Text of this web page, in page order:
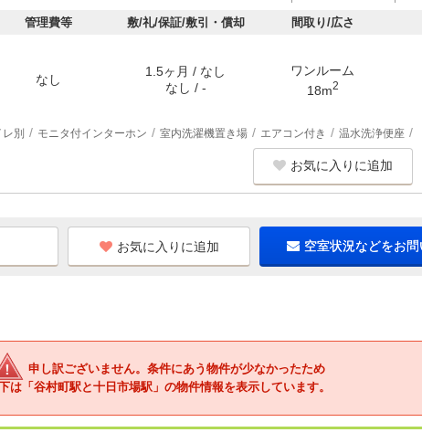
管理費等 敷/礼/保証/敷引・償却 間取り/広さ
なし
1.5ヶ月 / なし
なし / -
ワンルーム
18m2
別 モニタ付インターホン 室内洗濯機置き場 エアコン付き 温水洗浄便座
お気に入りに追加
お気に入りに追加 空室状況などをお
申し訳ございません。条件にあう物件が少なかったため
は「谷村町駅と十日市場駅」の物件情報を表示しています。